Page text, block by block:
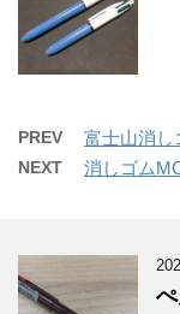
PREV 富士山消し
NEXT 消しゴム